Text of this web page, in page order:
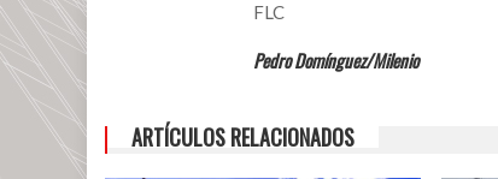
FLC
Pedro Domínguez/Milenio
ARTÍCULOS RELACIONADOS